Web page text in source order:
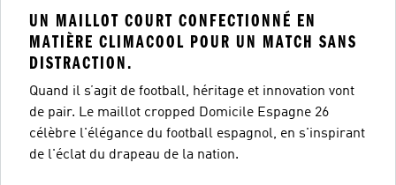
UN MAILLOT COURT CONFECTIONNÉ EN
MATIÈRE CLIMACOOL POUR UN MATCH SANS
DISTRACTION.
Quand il s’agit de football, héritage et innovation vont
de pair. Le maillot cropped Domicile Espagne 26
célèbre l'élégance du football espagnol, en s'inspirant
de l'éclat du drapeau de la nation.